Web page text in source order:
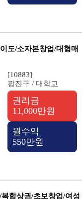
도/소자본창업/대형매
[10883]
광진구 / 대학교
권리금
11,000만원
월수익
550만원
합상권/초보창업/여성